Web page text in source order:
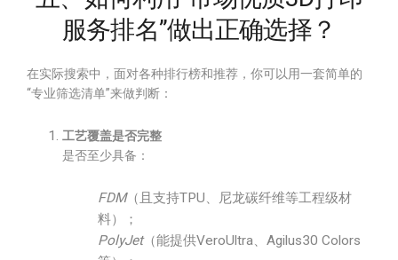
服务排名”做出正确选择？
在实际搜索中，面对各种排行榜和推荐，你可以用一套简单的
“专业筛选清单”来做判断：
工艺覆盖是否完整
是否至少具备：
FDM（且支持TPU、尼龙碳纤维等工程级材
料）；
PolyJet（能提供VeroUltra、Agilus30 Colors